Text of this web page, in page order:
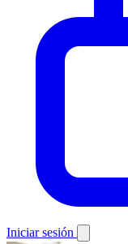
Iniciar sesión